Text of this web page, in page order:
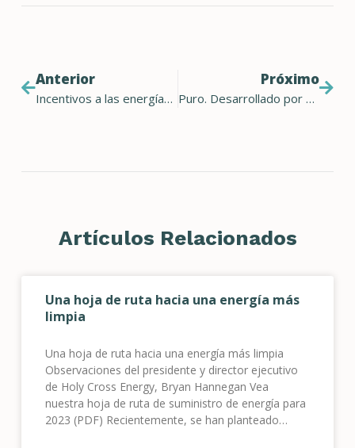
Anterior
Incentivos a las energías renovables
Próximo
Puro. Desarrollado por energía renovable 100%
Artículos Relacionados
Una hoja de ruta hacia una energía más
limpia
Una hoja de ruta hacia una energía más limpia
Observaciones del presidente y director ejecutivo
de Holy Cross Energy, Bryan Hannegan Vea
nuestra hoja de ruta de suministro de energía para
2023 (PDF) Recientemente, se han planteado